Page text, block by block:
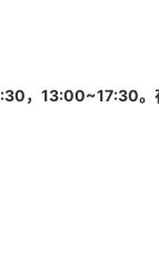
，13:00~17:30。